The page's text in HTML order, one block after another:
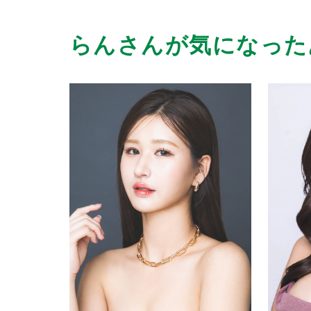
らんさんが気になっ